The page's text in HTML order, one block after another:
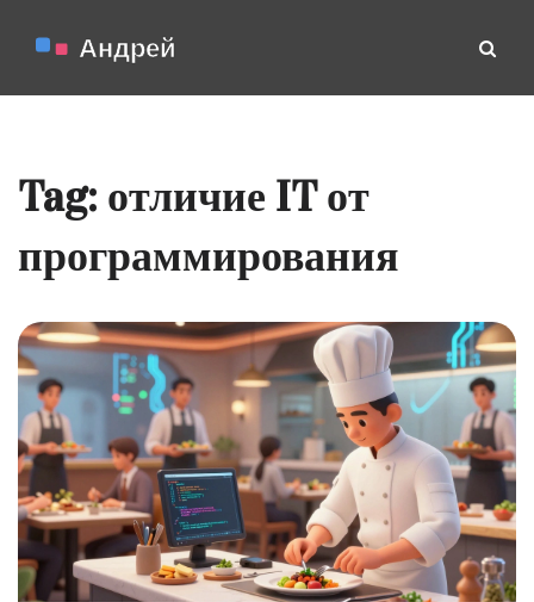
Tag: отличие IT от
программирования